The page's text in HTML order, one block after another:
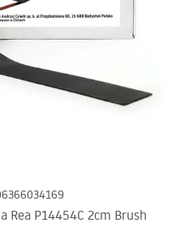
Rea P14454C 2cm Brush